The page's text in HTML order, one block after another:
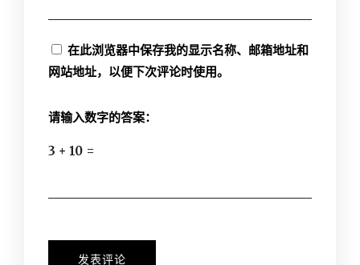
在此浏览器中保存我的显示名称、邮箱地址和
网站地址，以便下次评论时使用。
请输入数字的答案：
3 + 10 =